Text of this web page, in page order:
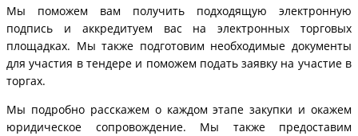
Мы поможем вам получить подходящую электронную
подпись и аккредитуем вас на электронных торговых
площадках. Мы также подготовим необходимые документы
для участия в тендере и поможем подать заявку на участие в
торгах.
Мы подробно расскажем о каждом этапе закупки и окажем
юридическое сопровождение. Мы также предоставим